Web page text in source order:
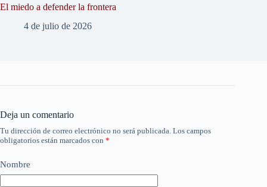
El miedo a defender la frontera
4 de julio de 2026
Deja un comentario
Tu dirección de correo electrónico no será publicada. Los campos
obligatorios están marcados con *
Nombre